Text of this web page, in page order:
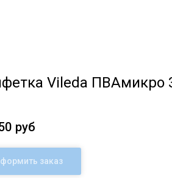
Vileda ПВАмикро
руб
заказ